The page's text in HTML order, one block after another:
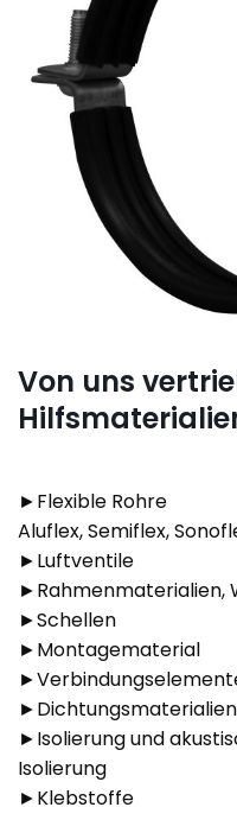
Von uns
►Flexible Rohre
Aluflex, Semiflex,
►Luftventile
►Rahmenmaterialien,
►Schellen
►Montagematerial
►Dichtungsmaterialien
►Isolierung und
Isolierung
►Klebstoffe